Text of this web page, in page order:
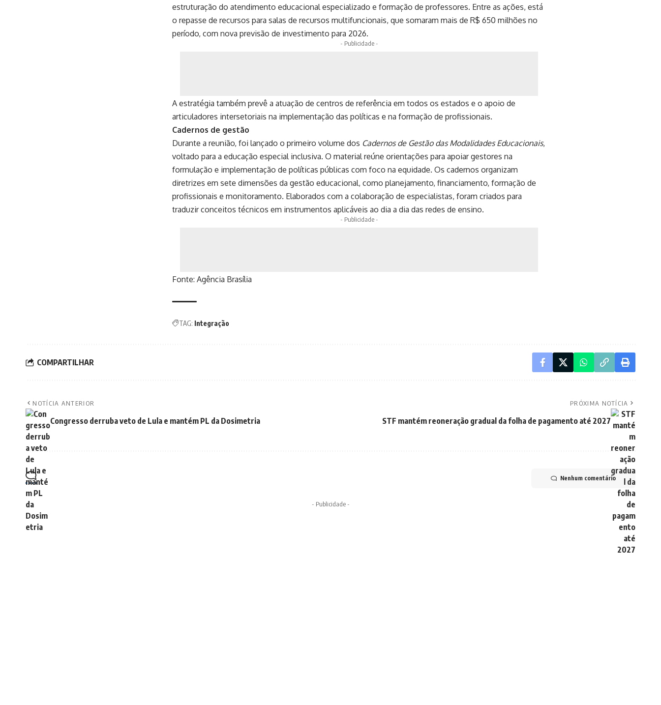
estruturação do atendimento educacional especializado e formação de professores. Entre as ações, está
o repasse de recursos para salas de recursos multifuncionais, que somaram mais de R$ 650 milhões no
período, com nova previsão de investimento para 2026.
- Publicidade -
A estratégia também prevê a atuação de centros de referência em todos os estados e o apoio de
articuladores intersetoriais na implementação das políticas e na formação de profissionais.
Cadernos de gestão
Durante a reunião, foi lançado o primeiro volume dos Cadernos de Gestão das Modalidades Educacionais,
voltado para a educação especial inclusiva. O material reúne orientações para apoiar gestores na
formulação e implementação de políticas públicas com foco na equidade. Os cadernos organizam
diretrizes em sete dimensões da gestão educacional, como planejamento, financiamento, formação de
profissionais e monitoramento. Elaborados com a colaboração de especialistas, foram criados para
traduzir conceitos técnicos em instrumentos aplicáveis ao dia a dia das redes de ensino.
- Publicidade -
Fonte: Agência Brasília
TAG: Integração
COMPARTILHAR
NOTÍCIA ANTERIOR
Congresso derruba veto de Lula e mantém PL da Dosimetria
PRÓXIMA NOTÍCIA
STF mantém reoneração gradual da folha de pagamento até 2027
Nenhum comentário
- Publicidade -